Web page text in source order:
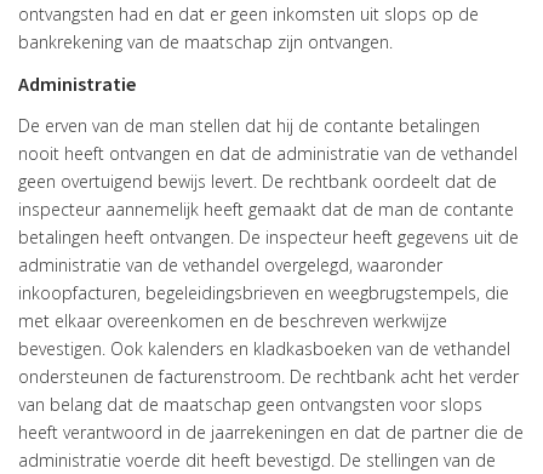
ontvangsten had en dat er geen inkomsten uit slops op de
bankrekening van de maatschap zijn ontvangen.
Administratie
De erven van de man stellen dat hij de contante betalingen
nooit heeft ontvangen en dat de administratie van de vethandel
geen overtuigend bewijs levert. De rechtbank oordeelt dat de
inspecteur aannemelijk heeft gemaakt dat de man de contante
betalingen heeft ontvangen. De inspecteur heeft gegevens uit de
administratie van de vethandel overgelegd, waaronder
inkoopfacturen, begeleidingsbrieven en weegbrugstempels, die
met elkaar overeenkomen en de beschreven werkwijze
bevestigen. Ook kalenders en kladkasboeken van de vethandel
ondersteunen de facturenstroom. De rechtbank acht het verder
van belang dat de maatschap geen ontvangsten voor slops
heeft verantwoord in de jaarrekeningen en dat de partner die de
administratie voerde dit heeft bevestigd. De stellingen van de